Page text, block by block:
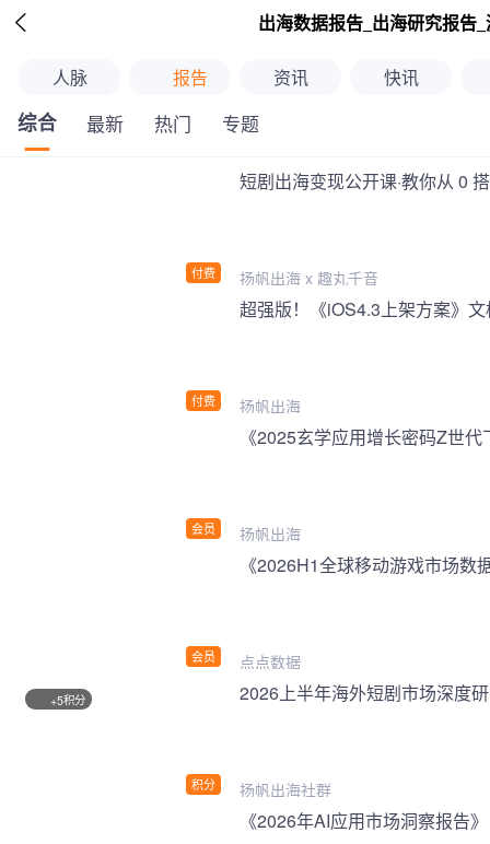
 出海数据报告_出海研究报告
人脉 报告 资讯 快讯
综合 最新 热门 专题
付费
短剧出海变现公开课·教你从 0
扬帆出海 x 趣丸千音
付费 扬帆出海
会员
《2025玄学应用增长密码Z世
扬帆出海
会员
《2026H1全球移动游戏市场数
点点数据
+5积分
积分
2026上半年海外短剧市场深度
扬帆出海社群
《2026年AI应用市场洞察报告》